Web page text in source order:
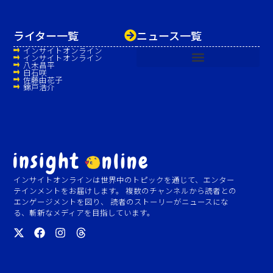
インサイトオンラインは世界中のトピックを通じて、エンター
テインメントをお届けします。 複数のチャンネルから読者との
エンゲージメントを図り、 読者のストーリーがニュースにな
る、斬新なメディアを目指しています。
ニュース一覧
ライター一覧
インサイトオンライン
インサイトオンライン
八木昌平
白石咲
佐藤由花子
錦戸浩介